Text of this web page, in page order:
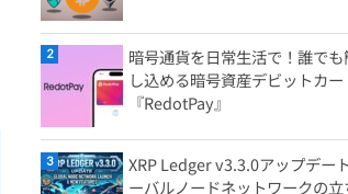
暗号通貨を日常生活で！誰で
し込める暗号資産デビットカー
『RedotPay』
XRP Ledger v3.3.0アップデー
ーバルノードネットワークの立